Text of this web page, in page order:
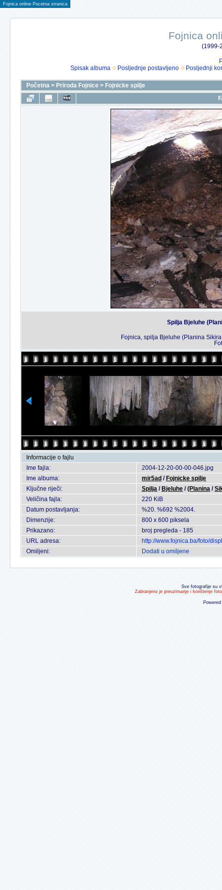
Fojnica online Pocetna stranica
Fojnica
(1999-
Spisak albuma
Posljednje postavljeno Posljednji
Početna > Priroda Fojnice > Fojnicke spilje
Spilja Bjeluhe
Fojnica, spilja Bjeluhe (Planina
Informacije o fajlu
Ime fajla:
2004-12-20-00-00-046.jpg
Ime albuma:
mir5ad / Fojnicke spilje
Ključne riječi:
Spilja / Bjeluhe /(Planina /
Veličina fajla:
220 KiB
Datum postavljanja:
%20. %692 %2004.
Dimenzije:
800 x 600 piksela
Prikazano:
broj pregleda - 185
URL adresa:
http://www.fojnica.ba/foto/
Omiljeni:
Dodati u omiljene
Sve fotografije su
Zabranjeno je preuzimanje i korištenje